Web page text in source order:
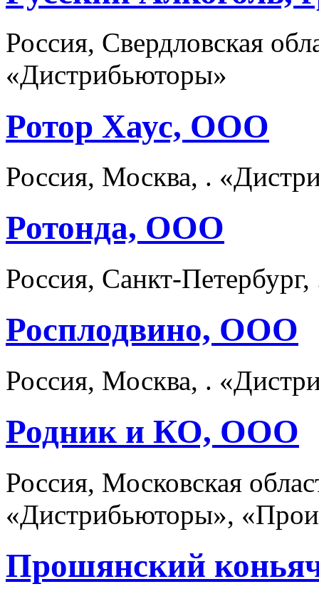
Россия, Свердловская
«Дистрибьюторы»
Ротор Хаус, ООО
Россия, Москва, .
Ротонда, ООО
Россия, Санкт-
Росплодвино, ООО
Россия, Москва, .
Родник и КО, ООО
Россия, Московская
«Дистрибьюторы»,
Прошянский